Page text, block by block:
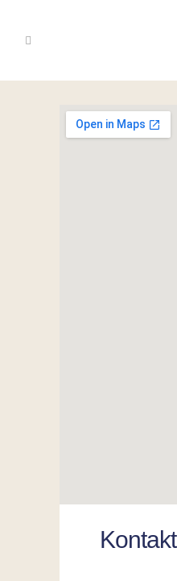
Kontakt